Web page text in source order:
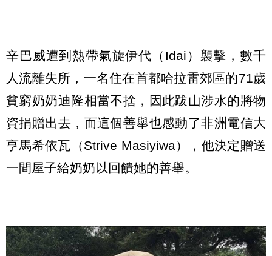
辛巴威遭到熱帶氣旋伊代（Idai）襲擊，數千
人流離失所，一名住在首都哈拉雷郊區的71歲
貧窮奶奶迪隆相當不捨，因此跋山涉水的將物
資捐贈出去，而這個善舉也感動了非洲電信大
亨馬希依瓦（Strive Masiyiwa），他決定贈送
一間屋子給奶奶以回饋她的善舉。